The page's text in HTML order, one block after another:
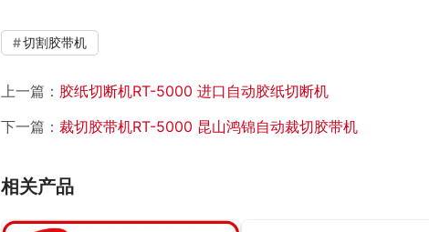
切割胶带机
上一篇： 胶纸切断机RT-5000 进口自动胶纸切断机
下一篇： 裁切胶带机RT-5000 昆山鸿锦自动裁切胶带机
相关产品